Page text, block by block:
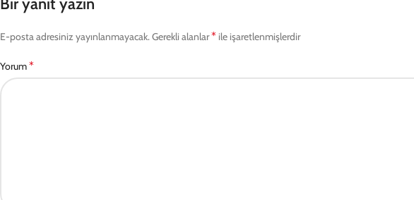
Bir yanıt yazın
E-posta adresiniz yayınlanmayacak.Gerekli alanlar* ile işaretlenmişlerdir
Yorum*